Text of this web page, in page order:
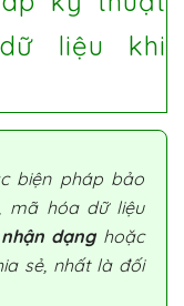
liệu khi
biện pháp bảo
mã hóa dữ liệu
dạnghoặc
sẻ, nhất là đối